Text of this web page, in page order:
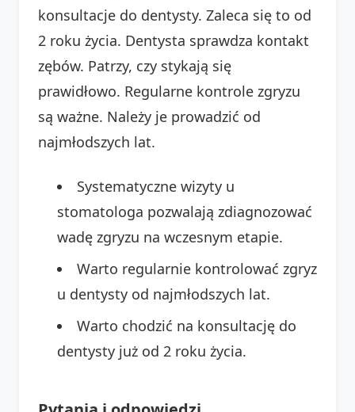
konsultacje do dentysty. Zaleca się to od
2 roku życia. Dentysta sprawdza kontakt
zębów. Patrzy, czy stykają się
prawidłowo. Regularne kontrole zgryzu
są ważne. Należy je prowadzić od
najmłodszych lat.
Systematyczne wizyty u
stomatologa pozwalają zdiagnozować
wadę zgryzu na wczesnym etapie.
Warto regularnie kontrolować zgryz
u dentysty od najmłodszych lat.
Warto chodzić na konsultację do
dentysty już od 2 roku życia.